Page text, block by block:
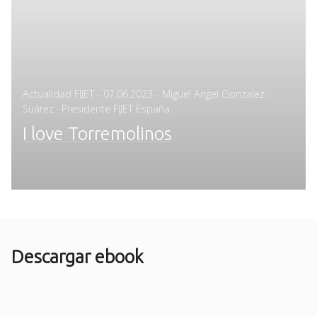
Actualidad FIJET - Posted
on
07.06.2023 - Miguel Angel Gonzalez
Suárez · Presidente FIJET España
I love Torremolinos
Descargar ebook